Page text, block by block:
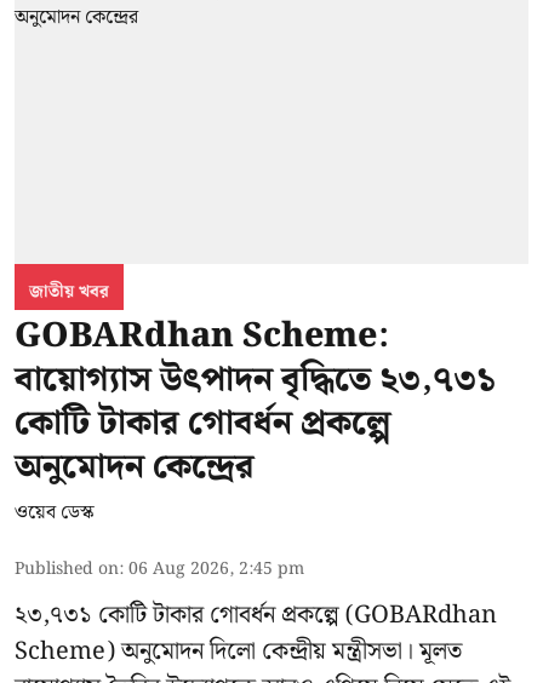
জাতীয় খবর
GOBARdhan Scheme:
বায়োগ্যাস উৎপাদন বৃদ্ধিতে ২৩,৭৩১
কোটি টাকার গোবর্ধন প্রকল্পে
অনুমোদন কেন্দ্রের
ওয়েব ডেস্ক
Published on:06 Aug 2026, 2:45 pm
২৩,৭৩১ কোটি টাকার গোবর্ধন প্রকল্পে (GOBARdhan
Scheme) অনুমোদন দিলো কেন্দ্রীয় মন্ত্রীসভা। মূলত